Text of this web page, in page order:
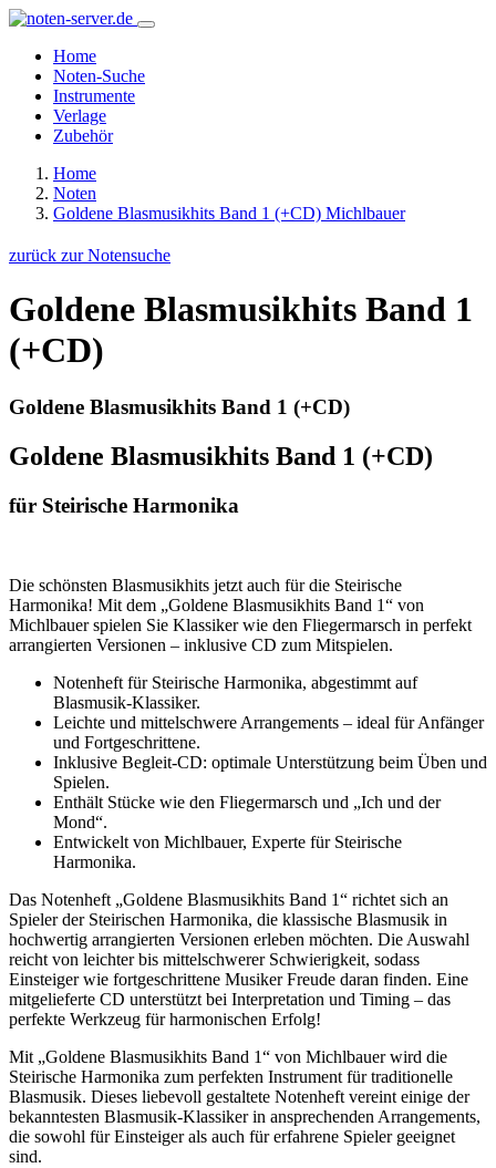
Home
Noten-Suche
Instrumente
Verlage
Zubehör
Home
Noten
Goldene Blasmusikhits Band 1 (+CD) Michlbauer
zurück zur Notensuche
Goldene Blasmusikhits Band 1
(+CD)
Goldene Blasmusikhits Band 1 (+CD)
Goldene Blasmusikhits Band 1 (+CD)
für Steirische Harmonika
Die schönsten Blasmusikhits jetzt auch für die Steirische
Harmonika! Mit dem „Goldene Blasmusikhits Band 1“ von
Michlbauer spielen Sie Klassiker wie den Fliegermarsch in perfekt
arrangierten Versionen – inklusive CD zum Mitspielen.
Notenheft für Steirische Harmonika, abgestimmt auf
Blasmusik-Klassiker.
Leichte und mittelschwere Arrangements – ideal für Anfänger
und Fortgeschrittene.
Inklusive Begleit-CD: optimale Unterstützung beim Üben und
Spielen.
Enthält Stücke wie den Fliegermarsch und „Ich und der
Mond“.
Entwickelt von Michlbauer, Experte für Steirische
Harmonika.
Das Notenheft „Goldene Blasmusikhits Band 1“ richtet sich an
Spieler der Steirischen Harmonika, die klassische Blasmusik in
hochwertig arrangierten Versionen erleben möchten. Die Auswahl
reicht von leichter bis mittelschwerer Schwierigkeit, sodass
Einsteiger wie fortgeschrittene Musiker Freude daran finden. Eine
mitgelieferte CD unterstützt bei Interpretation und Timing – das
perfekte Werkzeug für harmonischen Erfolg!
Mit „Goldene Blasmusikhits Band 1“ von Michlbauer wird die
Steirische Harmonika zum perfekten Instrument für traditionelle
Blasmusik. Dieses liebevoll gestaltete Notenheft vereint einige der
bekanntesten Blasmusik-Klassiker in ansprechenden Arrangements,
die sowohl für Einsteiger als auch für erfahrene Spieler geeignet
sind.